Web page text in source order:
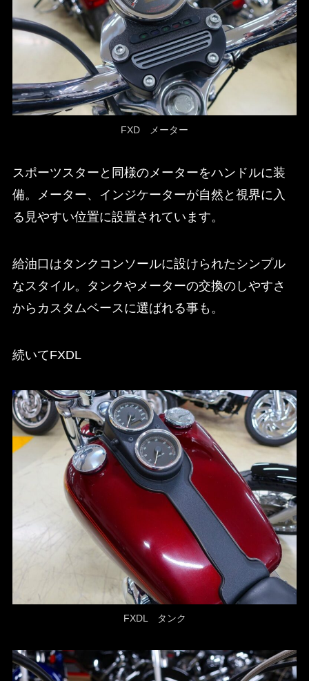
FXD メーター
スポーツスターと同様のメーターをハンドルに装
備。メーター、インジケーターが自然と視界に入
る見やすい位置に設置されています。
給油口はタンクコンソールに設けられたシンプル
なスタイル。タンクやメーターの交換のしやすさ
からカスタムベースに選ばれる事も。
続いてFXDL
FXDL タンク